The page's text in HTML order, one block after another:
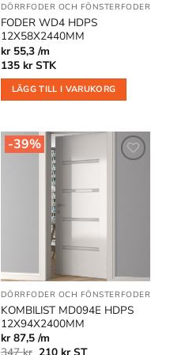
DÖRRFODER OCH FÖNSTERFODER
FODER WD4 HDPS
12X58X2440MM
kr 55,3 /m
135 kr STK
LÄGG TILL I VARUKORG
|OUTLET
-39%
DÖRRFODER OCH FÖNSTERFODER
KOMBILIST MD094E HDPS
12X94X2400MM
kr 87,5 /m
Det Det